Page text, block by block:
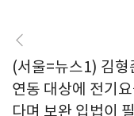
(서울=뉴스1) 김형
연동 대상에 전기
다며 보완 입법이